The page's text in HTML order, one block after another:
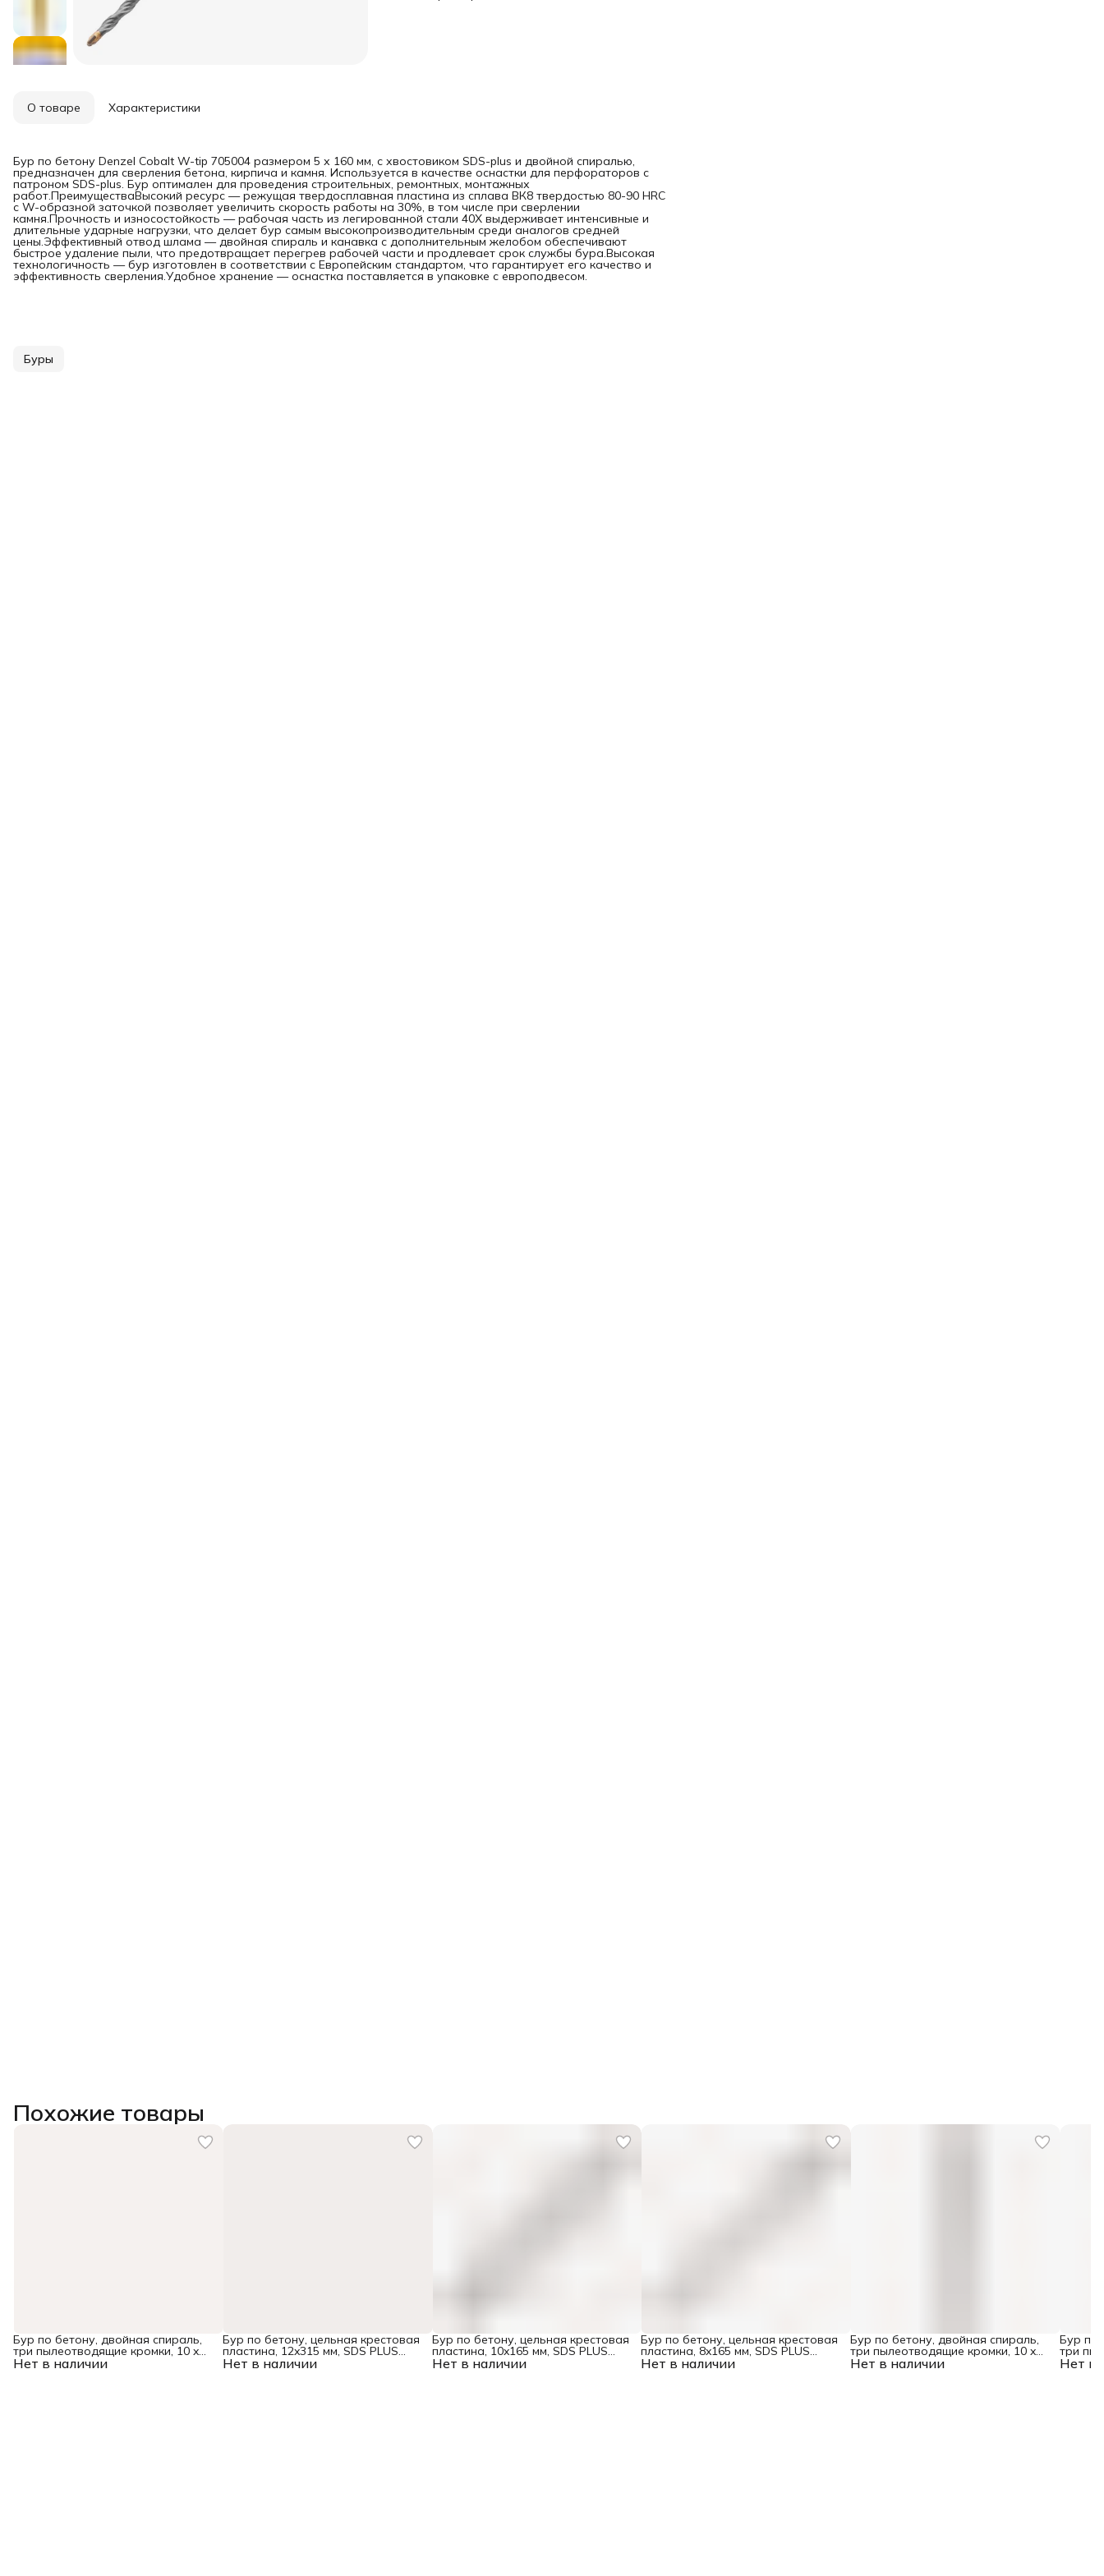
О товаре Характеристики
Бур по бетону Denzel Cobalt W-tip 705004 размером 5 х 160 мм, с хвостовиком SDS-plus и двойной спиралью,
предназначен для сверления бетона, кирпича и камня. Используется в качестве оснастки для перфораторов с
патроном SDS-plus. Бур оптимален для проведения строительных, ремонтных, монтажных
работ.ПреимуществаВысокий ресурс — режущая твердосплавная пластина из сплава ВК8 твердостью 80-90 HRC
с W-образной заточкой позволяет увеличить скорость работы на 30%, в том числе при сверлении
камня.Прочность и износостойкость — рабочая часть из легированной стали 40Х выдерживает интенсивные и
длительные ударные нагрузки, что делает бур самым высокопроизводительным среди аналогов средней
цены.Эффективный отвод шлама — двойная спираль и канавка с дополнительным желобом обеспечивают
быстрое удаление пыли, что предотвращает перегрев рабочей части и продлевает срок службы бура.Высокая
технологичность — бур изготовлен в соответствии с Европейским стандартом, что гарантирует его качество и
эффективность сверления.Удобное хранение — оснастка поставляется в упаковке с европодвесом.
Буры
Похожие товары
Нет в наличии
Бур по бетону, двойная спираль,
три пылеотводящие кромки, 10 x
600 мм DENZEL Нет в наличии
Бур по бетону, цельная крестовая
пластина, 12x315 мм, SDS PLUS
Denzel Нет в наличии
Бур по бетону, цельная крестовая
пластина, 10x165 мм, SDS PLUS
Denzel Нет в наличии
Бур по бетону, цельная крестовая
пластина, 8x165 мм, SDS PLUS
Denzel Нет в наличии
Бур по бетону, двойная спираль,
три пылеотводящие кромки, 10 x
160 мм DENZEL Нет в
Бур по
три
мм